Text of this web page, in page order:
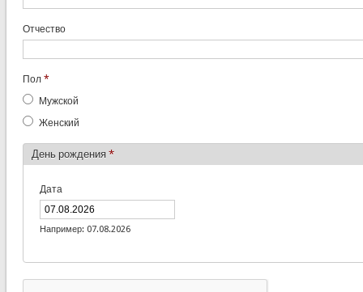
Отчество
Пол *
Мужской
Женский
День рождения *
Дата
Например: 07.08.2026